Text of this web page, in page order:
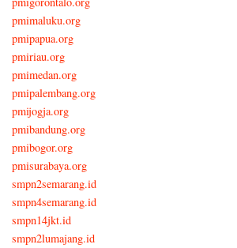
pmimaluku.org
pmipapua.org
pmiriau.org
pmimedan.org
pmipalembang.org
pmijogja.org
pmibandung.org
pmibogor.org
pmisurabaya.org
smpn2semarang.id
smpn4semarang.id
smpn14jkt.id
smpn2lumajang.id